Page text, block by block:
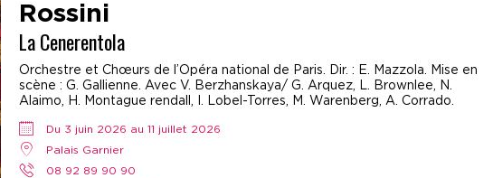
Rossini
La Cenerentola
Orchestre et Chœurs de l’Opéra national de Paris. Dir. : E. Mazzola. Mise en
scène : G. Gallienne. Avec V. Berzhanskaya/ G. Arquez, L. Brownlee, N.
Alaimo, H. Montague rendall, I. Lobel-Torres, M. Warenberg, A. Corrado.
Du 3 juin 2026 au 11 juillet 2026
Palais Garnier
08 92 89 90 90